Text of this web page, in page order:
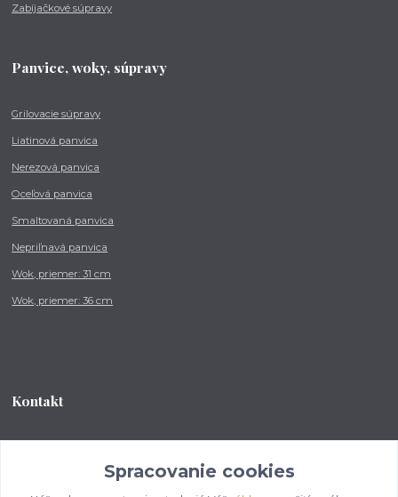
Zabíjačkové súpravy
Panvice, woky, súpravy
Grilovacie súpravy
Liatinová panvica
Nerezová panvica
Oceľová panvica
Smaltovaná panvica
Nepriľnavá panvica
Wok, priemer: 31 cm
Wok, priemer: 36 cm
Kontakt
od 8:00 - do 16:00 hodSpracovanie cookies